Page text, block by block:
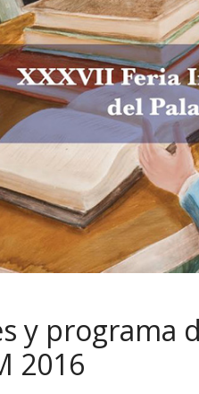
y programa
2016